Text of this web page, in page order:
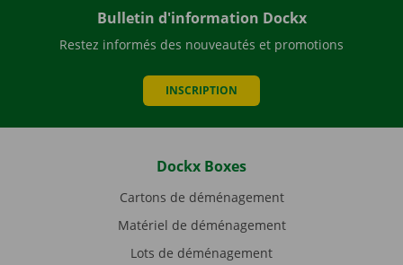
Bulletin d'information Dockx
Restez informés des nouveautés et promotions
INSCRIPTION
Dockx Boxes
Cartons de déménagement
Matériel de déménagement
Lots de déménagement